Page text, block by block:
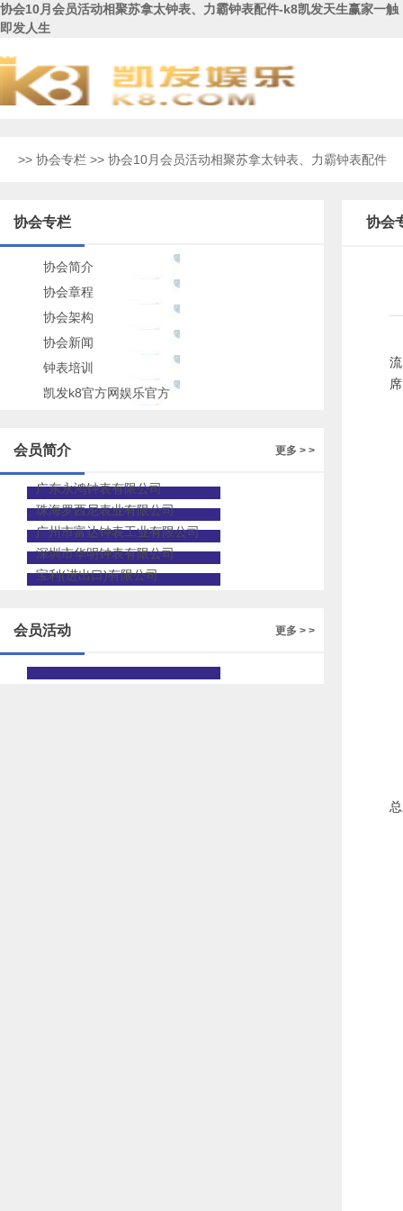
协会10月会员活动相聚苏拿太钟表、力霸钟表配件-k8凯发天生赢家一触
即发人生
>> 协会专栏 >> 协会10月会员活动相聚苏拿太钟表、力霸钟表配件
协会专栏
协会简介
协会章程
协会架构
协会新闻
钟表培训
凯发k8官方网娱乐官方
更多 > >
会员简介
广东永鸿钟表有限公司
珠海罗西尼表业有限公司
广州市富达钟表工业有限公司
深圳市华明钟表有限公司
宝利(进出口)有限公司
更多 > >
会员活动
协会